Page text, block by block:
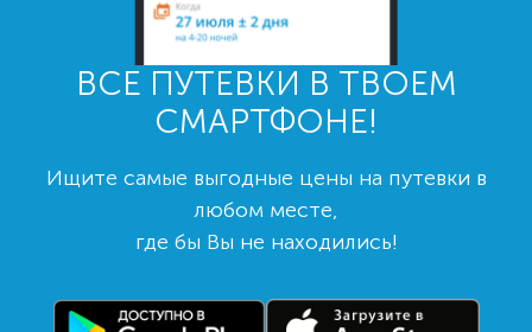
ВСЕ ПУТЕВКИ В ТВОЕМ
СМАРТФОНЕ!
Ищите самые выгодные цены на путевки в
любом месте,
где бы Вы не находились!